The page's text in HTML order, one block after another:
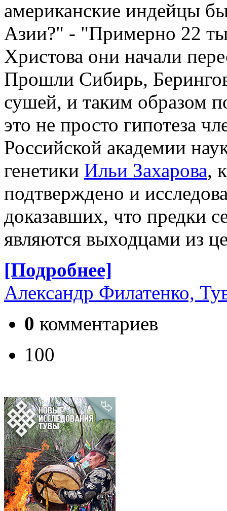
американские индейцы
Азии?" - "Примерно 22
Христова они начали
Прошли Сибирь,
сушей, и таким образом
это не просто гипотеза
Российской академии
генетики Ильи Захарова,
подтверждено и
доказавших, что предки
являются выходцами из
[Подробнее]
Александр Филатенко,
0 комментариев
100